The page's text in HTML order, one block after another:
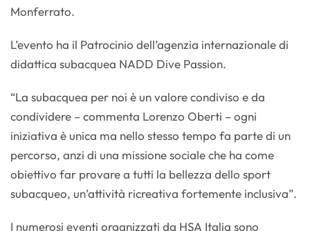
Monferrato.
L’evento ha il Patrocinio dell’agenzia internazionale di
didattica subacquea NADD Dive Passion.
“La subacquea per noi è un valore condiviso e da
condividere – commenta Lorenzo Oberti – ogni
iniziativa è unica ma nello stesso tempo fa parte di un
percorso, anzi di una missione sociale che ha come
obiettivo far provare a tutti la bellezza dello sport
subacqueo, un’attività ricreativa fortemente inclusiva”.
I numerosi eventi organizzati da HSA Italia sono